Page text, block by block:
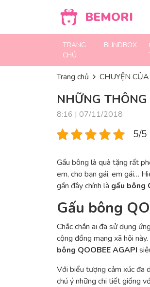
BEMORI
TRANG
CHỦ
BLINDBOX
Trang chủ CHUYỆN
NHỮNG
8:16 | 07/11/2018
5/5
Gấu bông là quà tặng rất
em, cho bạn gái, em gái…
gần đây chính là gấu bông
Gấu bông
Chắc chắn ai đã sử dụng
cộng đồng mạng xã hội
bông QOOBEE AGAPI
Với biểu tượng cảm xúc đa
chú ý những chi tiết giống